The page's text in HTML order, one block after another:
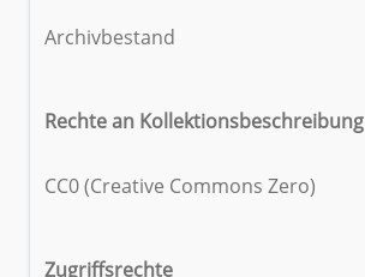
Archivbestand
Rechte an Kollektionsbeschreibung
CC0 (Creative Commons Zero)
Zugriffsrechte